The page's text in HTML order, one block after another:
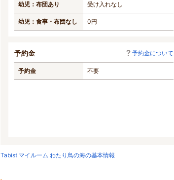
幼児：布団あり 受け入れなし
幼児：食事・布団なし 0円
予約金 予約金について
予約金 不要
Tabist マイルーム わたり鳥の海の基本情報